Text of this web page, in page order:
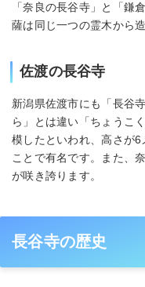
「奈良の長谷寺」と「鎌
薩は同じ一つの霊木から
佐渡の長谷寺
新潟県佐渡市にも「長谷
ら」とは違い「ちょうこ
模したといわれ、高さが
ことで有名です。また、
が咲き誇ります。
長谷寺の歴史